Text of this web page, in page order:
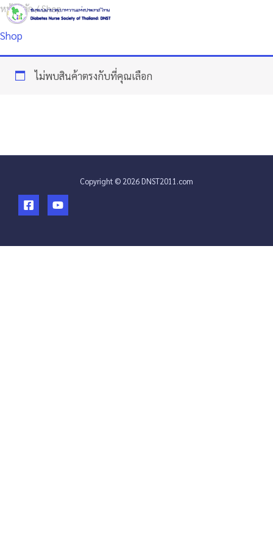
Skip
content
หน้าหลัก/ Shop
Shop
ไม่พบสินค้าตรงกับที่คุณเลือก
Copyright © 2026 DNST2011.com